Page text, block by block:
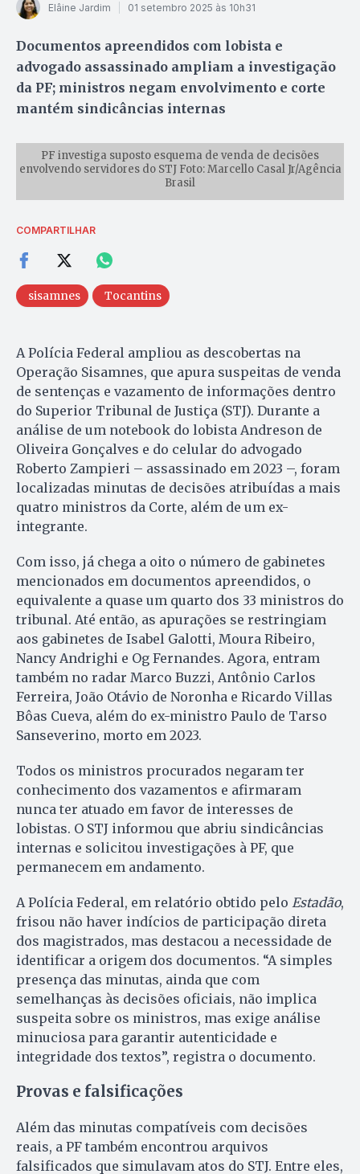
Elâine Jardim 01 setembro 2025 às 10h31
Documentos apreendidos com lobista e
advogado assassinado ampliam a investigação
da PF; ministros negam envolvimento e corte
mantém sindicâncias internas
PF investiga suposto esquema de venda de decisões
envolvendo servidores do STJ Foto: Marcello Casal Jr/Agência
Brasil
COMPARTILHAR
sisamnes Tocantins
A Polícia Federal ampliou as descobertas na
Operação Sisamnes, que apura suspeitas de venda
de sentenças e vazamento de informações dentro
do Superior Tribunal de Justiça (STJ). Durante a
análise de um notebook do lobista Andreson de
Oliveira Gonçalves e do celular do advogado
Roberto Zampieri – assassinado em 2023 –, foram
localizadas minutas de decisões atribuídas a mais
quatro ministros da Corte, além de um ex-
integrante.
Com isso, já chega a oito o número de gabinetes
mencionados em documentos apreendidos, o
equivalente a quase um quarto dos 33 ministros do
tribunal. Até então, as apurações se restringiam
aos gabinetes de Isabel Galotti, Moura Ribeiro,
Nancy Andrighi e Og Fernandes. Agora, entram
também no radar Marco Buzzi, Antônio Carlos
Ferreira, João Otávio de Noronha e Ricardo Villas
Bôas Cueva, além do ex-ministro Paulo de Tarso
Sanseverino, morto em 2023.
Todos os ministros procurados negaram ter
conhecimento dos vazamentos e afirmaram
nunca ter atuado em favor de interesses de
lobistas. O STJ informou que abriu sindicâncias
internas e solicitou investigações à PF, que
permanecem em andamento.
A Polícia Federal, em relatório obtido pelo Estadão,
frisou não haver indícios de participação direta
dos magistrados, mas destacou a necessidade de
identificar a origem dos documentos. “A simples
presença das minutas, ainda que com
semelhanças às decisões oficiais, não implica
suspeita sobre os ministros, mas exige análise
minuciosa para garantir autenticidade e
integridade dos textos”, registra o documento.
Provas e falsificações
Além das minutas compatíveis com decisões
reais, a PF também encontrou arquivos
falsificados que simulavam atos do STJ. Entre eles,